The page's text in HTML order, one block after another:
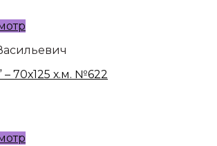
– 70х125 х.м. №622